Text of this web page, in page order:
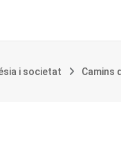
i societat Camins